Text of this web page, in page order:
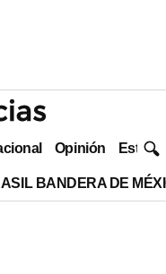
Opinión Estilo
BANDERA DE